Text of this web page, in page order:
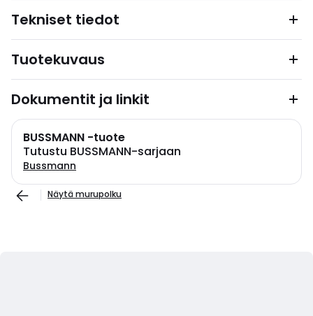
Tekniset tiedot
Tuotekuvaus
Dokumentit ja linkit
BUSSMANN -tuote
Tutustu BUSSMANN-sarjaan
Bussmann
Näytä murupolku